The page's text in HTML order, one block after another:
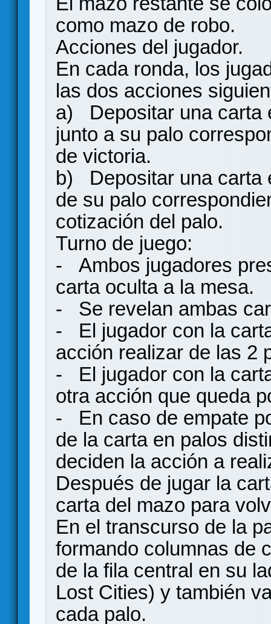
como mazo de robo.
Acciones del jugador.
En cada ronda, los
las dos acciones
a) Depositar una carta
junto a su palo
de victoria.
b) Depositar una carta
de su palo
cotización del palo.
Turno de juego:
- Ambos jugadores
carta oculta a la mesa.
- Se revelan ambas
- El jugador con la
acción realizar de las 2
- El jugador con la
otra acción que queda
- En caso de empate
de la carta en palos
deciden la acción a
Después de jugar la
carta del mazo para
En el transcurso de la
formando columnas de
de la fila central en su
Lost Cities) y también
cada palo.